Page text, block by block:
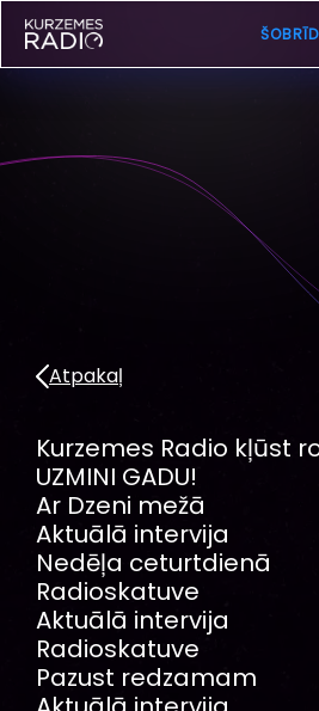
Atpakaļ
Kurzemes Radio kļūst
UZMINI GADU!
Ar Dzeni mežā
Aktuālā intervija
Nedēļa ceturtdienā
Radioskatuve
Aktuālā intervija
Radioskatuve
Pazust redzamam